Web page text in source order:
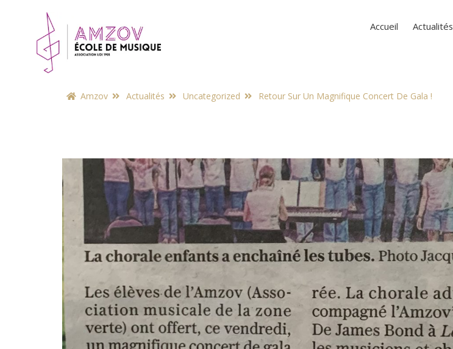
Accueil Actualités
Amzov Actualités Uncategorized Retour Sur Un Magnifique Concert De Gala !